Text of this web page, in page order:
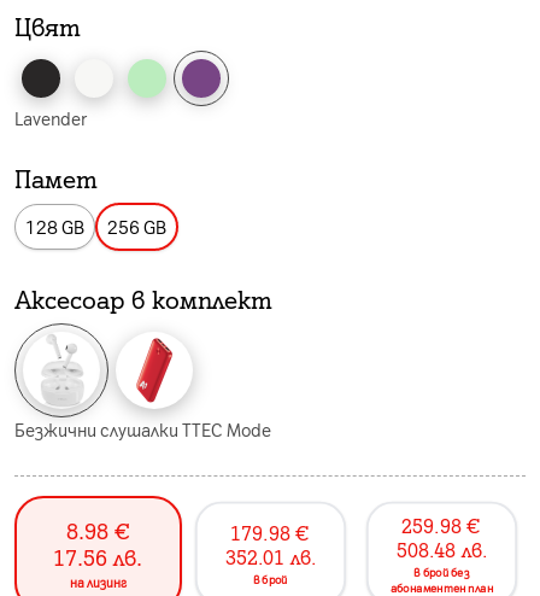
Цвят
Lavender
Памет
128 GB 256 GB
Аксесоар в комплект
Безжични слушалки TTEC Mode
8.98 €
17.56 лв.
на лизинг
179.98 €
352.01 лв.
в брой
259.98 €
508.48 лв.
в брой без
абонаментен план